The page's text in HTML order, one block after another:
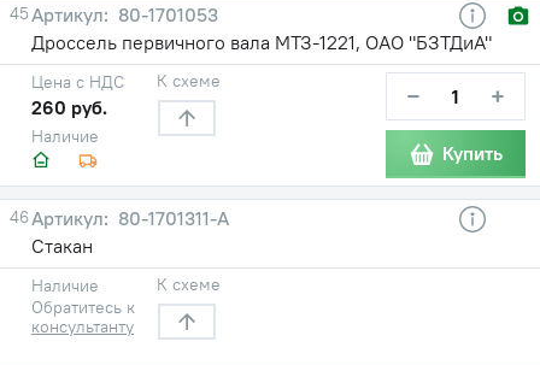
45
80-1701053
Дроссель первичного вала МТЗ-1221, ОАО "БЗТДиА"
Наличие
Цена с НДС
260 руб.
К схеме − +
Купить
46
80-1701311-A
Стакан
Наличие
Обратитесь к
консультанту
К схеме